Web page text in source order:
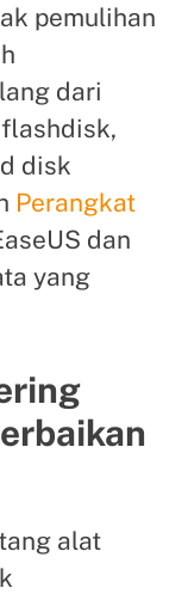
pemulihan
dari
disk
Perangkat
dan
yang
alat